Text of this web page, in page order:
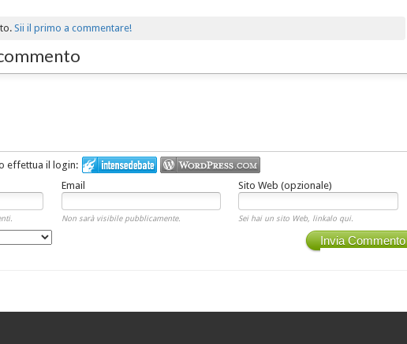
Sii il primo a commentare!
effettua il login:
Email Sito Web (opzionale)
Non sarà visibile pubblicamente. Sei hai un sito Web, linkalo qui.
Invia Commento